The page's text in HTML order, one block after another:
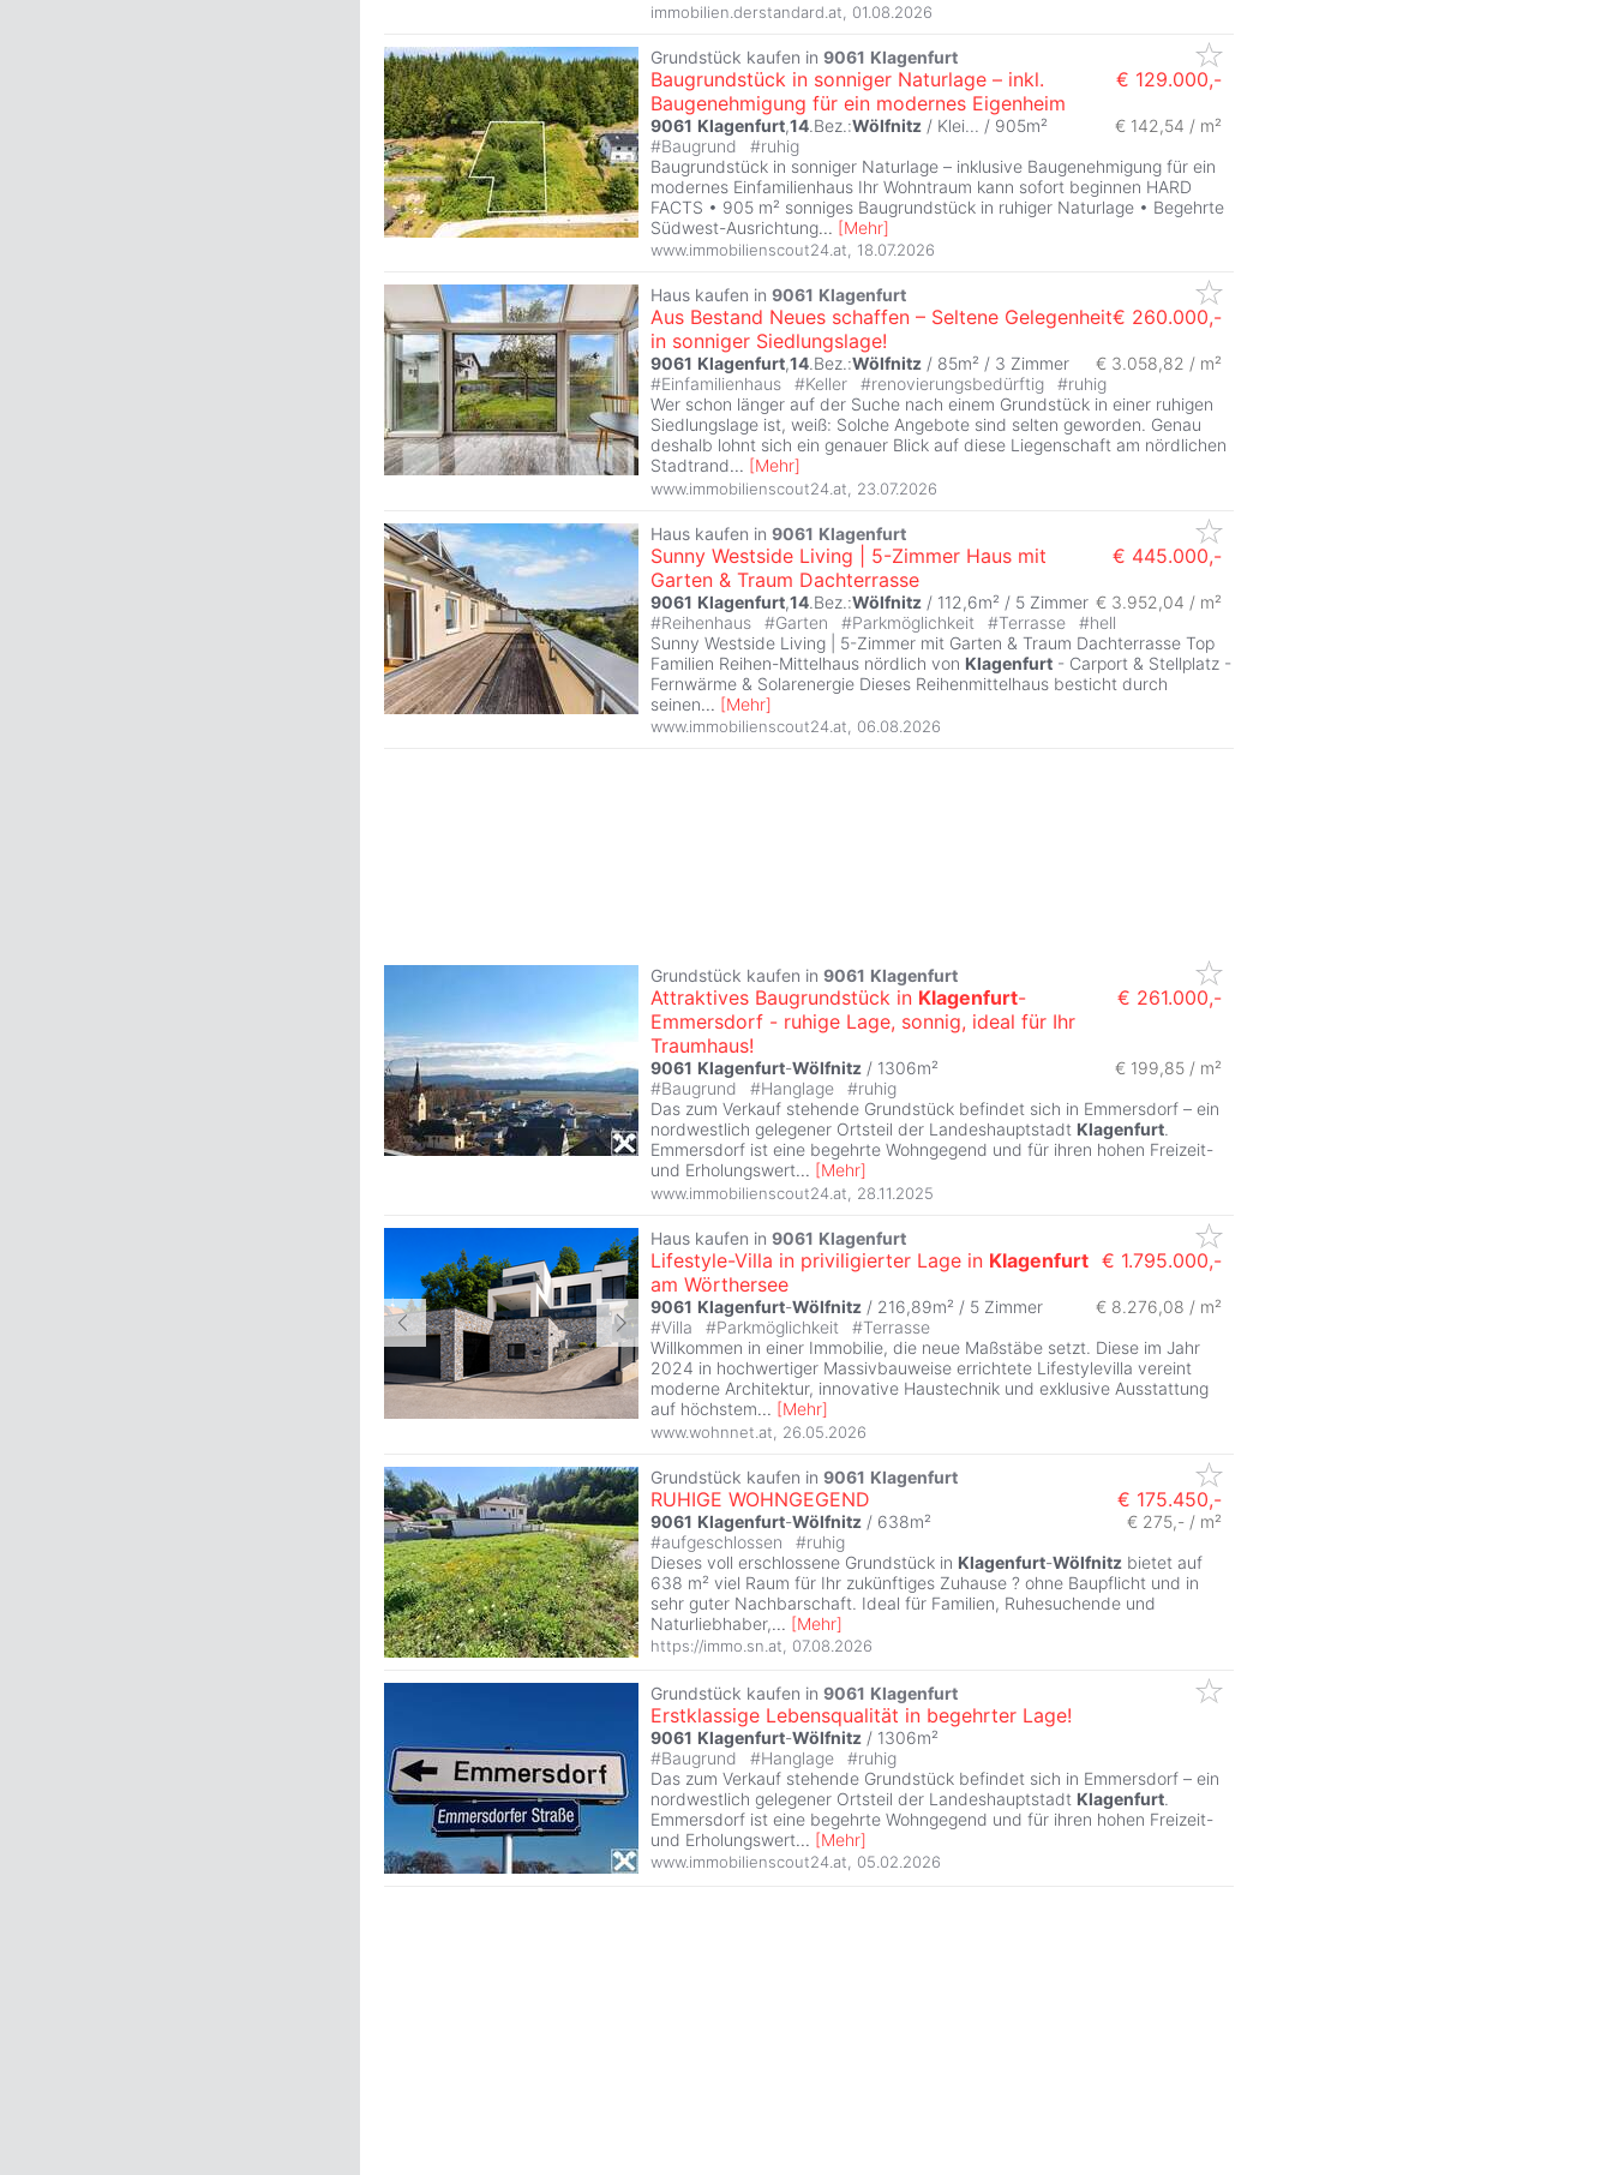
immobilien.derstandard.at 01.08.2026
Grundstück kaufen in 9061 Klagenfurt
Baugrundstück in sonniger Naturlage – inkl.
Baugenehmigung für ein modernes Eigenheim
€ 129.000,-
9061 Klagenfurt,14.Bez.:Wölfnitz / Klei... / 905m²
€ 142,54 / m²
#Baugrund #ruhig
Baugrundstück in sonniger Naturlage – inklusive Baugenehmigung für ein
modernes Einfamilienhaus Ihr Wohntraum kann sofort beginnen HARD
FACTS • 905 m² sonniges Baugrundstück in ruhiger Naturlage • Begehrte
Südwest-Ausrichtung... [Mehr]
www.immobilienscout24.at 18.07.2026
Haus kaufen in 9061 Klagenfurt
Aus Bestand Neues schaffen – Seltene Gelegenheit
in sonniger Siedlungslage!
€ 260.000,-
9061 Klagenfurt,14.Bez.:Wölfnitz / 85m² / 3 Zimmer
€ 3.058,82 / m²
#Einfamilienhaus #Keller #renovierungsbedürftig #ruhig
Wer schon länger auf der Suche nach einem Grundstück in einer ruhigen
Siedlungslage ist, weiß: Solche Angebote sind selten geworden. Genau
deshalb lohnt sich ein genauer Blick auf diese Liegenschaft am nördlichen
Stadtrand... [Mehr]
www.immobilienscout24.at 23.07.2026
Haus kaufen in 9061 Klagenfurt
Sunny Westside Living | 5-Zimmer Haus mit
Garten & Traum Dachterrasse
€ 445.000,-
9061 Klagenfurt,14.Bez.:Wölfnitz / 112,6m² / 5 Zimmer € 3.952,04 / m²
#Reihenhaus #Garten #Parkmöglichkeit #Terrasse #hell
Sunny Westside Living | 5-Zimmer mit Garten & Traum Dachterrasse Top
Familien Reihen-Mittelhaus nördlich von Klagenfurt - Carport & Stellplatz -
Fernwärme & Solarenergie Dieses Reihenmittelhaus besticht durch
seinen... [Mehr]
www.immobilienscout24.at, 06.08.2026
Grundstück kaufen in 9061 Klagenfurt
Attraktives Baugrundstück in Klagenfurt-
Emmersdorf - ruhige Lage, sonnig, ideal für Ihr
Traumhaus!
€ 261.000,-
9061 Klagenfurt-Wölfnitz / 1306m²
€ 199,85 / m²
#Baugrund #Hanglage #ruhig
Das zum Verkauf stehende Grundstück befindet sich in Emmersdorf – ein
nordwestlich gelegener Ortsteil der Landeshauptstadt Klagenfurt.
Emmersdorf ist eine begehrte Wohngegend und für ihren hohen Freizeit-
und Erholungswert... [Mehr]
www.immobilienscout24.at 28.11.2025
Haus kaufen in 9061 Klagenfurt
Lifestyle-Villa in priviligierter Lage in Klagenfurt
am Wörthersee
€ 1.795.000,-
9061 Klagenfurt-Wölfnitz / 216,89m² / 5 Zimmer € 8.276,08 / m²
#Villa #Parkmöglichkeit #Terrasse
Willkommen in einer Immobilie, die neue Maßstäbe setzt. Diese im Jahr
2024 in hochwertiger Massivbauweise errichtete Lifestylevilla vereint
moderne Architektur, innovative Haustechnik und exklusive Ausstattung
auf höchstem... [Mehr]
www.wohnnet.at 26.05.2026
Grundstück kaufen in 9061 Klagenfurt
RUHIGE WOHNGEGEND € 175.450,-
9061 Klagenfurt-Wölfnitz / 638m²
€ 275,- / m²
#aufgeschlossen #ruhig
Dieses voll erschlossene Grundstück in Klagenfurt-Wölfnitz bietet auf
638 m² viel Raum für Ihr zukünftiges Zuhause ? ohne Baupflicht und in
sehr guter Nachbarschaft. Ideal für Familien, Ruhesuchende und
Naturliebhaber,... [Mehr]
https://immo.sn.at 07.08.2026
Grundstück kaufen in 9061 Klagenfurt
Erstklassige Lebensqualität in begehrter Lage!
9061 Klagenfurt-Wölfnitz / 1306m²
#Baugrund #Hanglage #ruhig
Das zum Verkauf stehende Grundstück befindet sich in Emmersdorf – ein
nordwestlich gelegener Ortsteil der Landeshauptstadt Klagenfurt.
Emmersdorf ist eine begehrte Wohngegend und für ihren hohen Freizeit-
und Erholungswert... [Mehr]
www.immobilienscout24.at 05.02.2026